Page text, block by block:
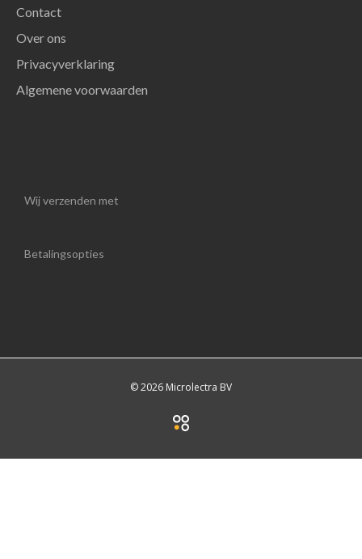
Contact
Over ons
Privacyverklaring
Algemene voorwaarden
Wij verzenden met
Betalingsopties
© 2026 Microlectra BV